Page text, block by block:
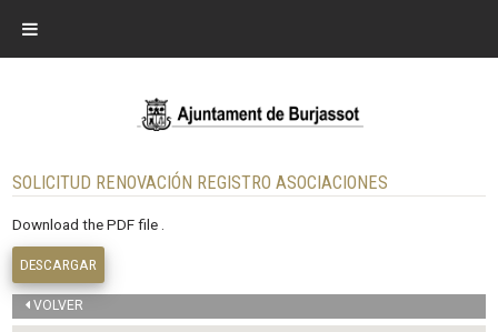
SOLICITUD RENOVACIÓN REGISTRO ASOCIACIONES
Download the PDF file .
DESCARGAR
VOLVER